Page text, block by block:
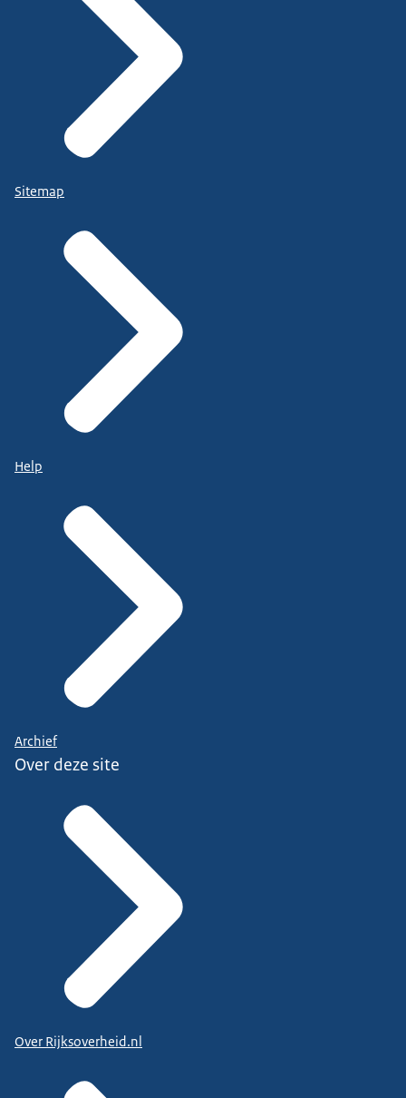
Sitemap
Help
Archief
Over deze site
Over Rijksoverheid.nl